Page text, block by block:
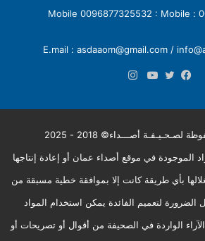
E.mail : asdaaom@gmail.com /
أصـــداء© 2018 - 2025
الموجودة في موقع أصداء عمان أو إعادة إنتاجها
بأي طريقة كانت إلا بموافقة خطية مسبقة من
الضرورة لتعميم الفائدة يمكن استخدام المواد
الواردة في الصحيفة من أقوال أو تصريحات أو